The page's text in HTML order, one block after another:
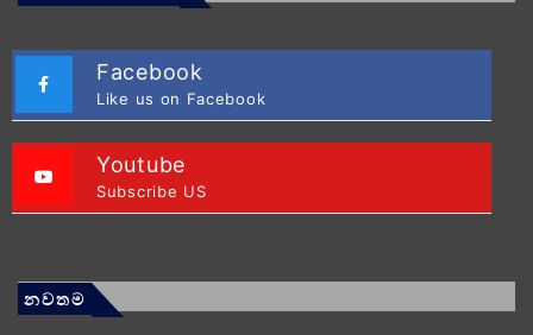
Facebook
Like us on Facebook
Youtube
Subscribe US
නවතම